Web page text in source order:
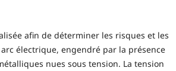
afin de déterminer les risques et les
électrique, engendré par la présence
nues sous tension. La tension